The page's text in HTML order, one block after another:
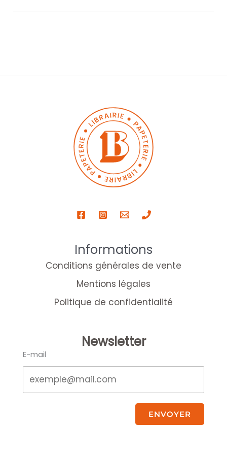
Informations
Conditions générales de vente
Mentions légales
Politique de confidentialité
Newsletter
E-mail
ENVOYER